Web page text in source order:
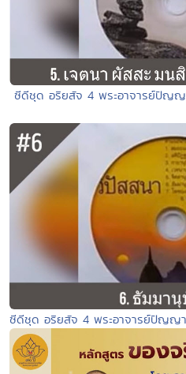
ซีดีชุด อริยสัจ 4 พระอาจารย์ปั
ซีดีชุด อริยสัจ 4 พระอาจารย์ปัญ